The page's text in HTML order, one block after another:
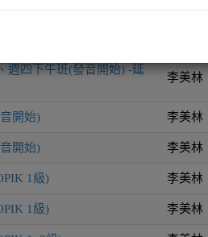
師資
週四下午班(發音開始) -延
李美林
開始) 李美林
開始) 李美林
1級) 李美林
1級) 李美林